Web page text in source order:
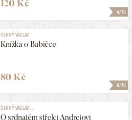
6/10
120 Kč
6/10
ČERNÝ VÁCLAV
Knížka o Babičce
80 Kč
ČERNÝ VÁCLAV, ...
O srdnatém střelci Andrejovi